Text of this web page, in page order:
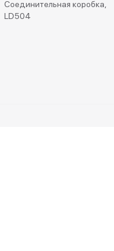
Соединительная коробка,
LD504